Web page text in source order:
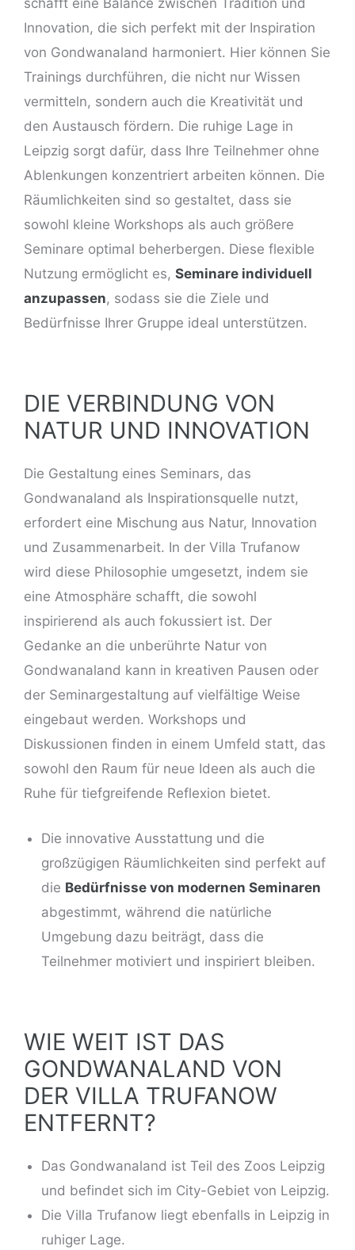
schafft eine Balance zwischen Tradition und
Innovation, die sich perfekt mit der Inspiration
von Gondwanaland harmoniert. Hier können Sie
Trainings durchführen, die nicht nur Wissen
vermitteln, sondern auch die Kreativität und
den Austausch fördern. Die ruhige Lage in
Leipzig sorgt dafür, dass Ihre Teilnehmer ohne
Ablenkungen konzentriert arbeiten können. Die
Räumlichkeiten sind so gestaltet, dass sie
sowohl kleine Workshops als auch größere
Seminare optimal beherbergen. Diese flexible
Nutzung ermöglicht es, Seminare individuell
anzupassen, sodass sie die Ziele und
Bedürfnisse Ihrer Gruppe ideal unterstützen.
DIE VERBINDUNG VON
NATUR UND INNOVATION
Die Gestaltung eines Seminars, das
Gondwanaland als Inspirationsquelle nutzt,
erfordert eine Mischung aus Natur, Innovation
und Zusammenarbeit. In der Villa Trufanow
wird diese Philosophie umgesetzt, indem sie
eine Atmosphäre schafft, die sowohl
inspirierend als auch fokussiert ist. Der
Gedanke an die unberührte Natur von
Gondwanaland kann in kreativen Pausen oder
der Seminargestaltung auf vielfältige Weise
eingebaut werden. Workshops und
Diskussionen finden in einem Umfeld statt, das
sowohl den Raum für neue Ideen als auch die
Ruhe für tiefgreifende Reflexion bietet.
Die innovative Ausstattung und die
großzügigen Räumlichkeiten sind perfekt auf
die Bedürfnisse von modernen Seminaren
abgestimmt, während die natürliche
Umgebung dazu beiträgt, dass die
Teilnehmer motiviert und inspiriert bleiben.
WIE WEIT IST DAS
GONDWANALAND VON
DER VILLA TRUFANOW
ENTFERNT?
Das Gondwanaland ist Teil des Zoos Leipzig
und befindet sich im City-Gebiet von Leipzig.
Die Villa Trufanow liegt ebenfalls in Leipzig in
ruhiger Lage.